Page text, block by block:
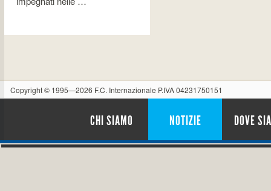
Copyright © 1995—2026 F.C. Internazionale P.IVA 04231750151
CHI SIAMO NOTIZIE DOVE